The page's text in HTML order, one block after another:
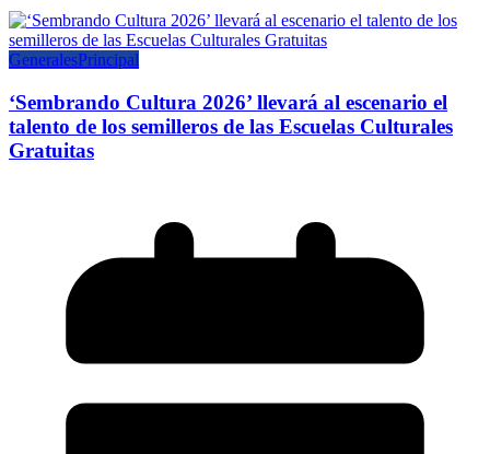
GeneralesPrincipal
‘Sembrando Cultura 2026’ llevará al escenario el
talento de los semilleros de las Escuelas Culturales
Gratuitas